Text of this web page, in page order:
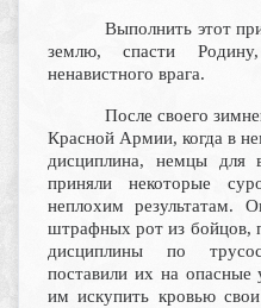
Выполнить этот
землю, спасти
ненавистного врага.
После своего
Красной Армии, когда в
дисциплина, немцы для
приняли некоторые
неплохим результатам.
штрафных рот из бойцов,
дисциплины по
поставили их на опасные
им искупить кровью